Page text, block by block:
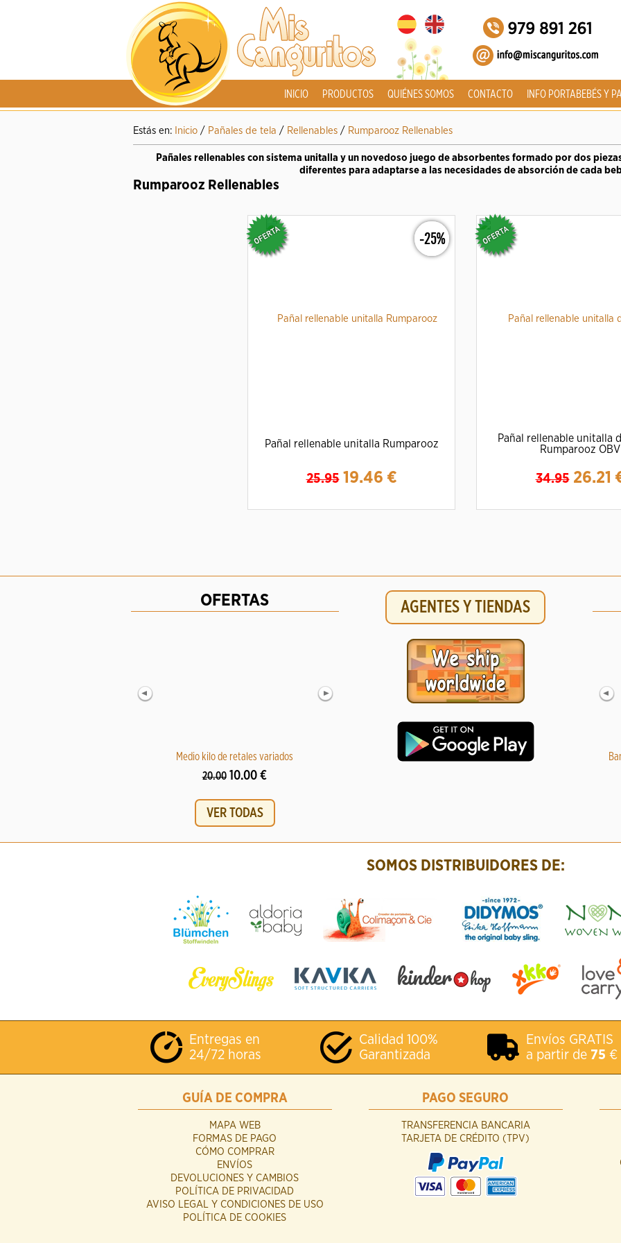
INICIO PRODUCTOS QUIÉNES SOMOS CONTACTO INFO PORTABEBÉS Y
Estás en: Inicio / Pañales de tela / Rellenables / Rumparooz Rellenables
Pañales rellenables con sistema unitalla y un novedoso juego de absorbentes formado por dos
diferentes para adaptarse a las necesidades de absorción de cada
Rumparooz Rellenables
-25%
Pañal rellenable unitalla Rumparooz
25.95 19.46 €
Pañal rellenable unitalla
Rumparooz OBV
34.95 26.21
OFERTAS
Medio kilo de retales variados
20.0010.00 €
Fular portabebé Hoppediz Cape Town Talla 6
VER TODAS
AGENTES Y TIENDAS
SOMOS DISTRIBUIDORES DE:
Entregas en
24/72 horas
Calidad 100%
Garantizada
Envíos GRATIS
a partir de 75 €
GUÍA DE COMPRA
MAPA WEB
FORMAS DE PAGO
CÓMO COMPRAR
ENVÍOS
DEVOLUCIONES Y CAMBIOS
POLÍTICA DE PRIVACIDAD
AVISO LEGAL Y CONDICIONES DE USO
POLÍTICA DE COOKIES
PAGO SEGURO
TRANSFERENCIA BANCARIA
TARJETA DE CRÉDITO (TPV)